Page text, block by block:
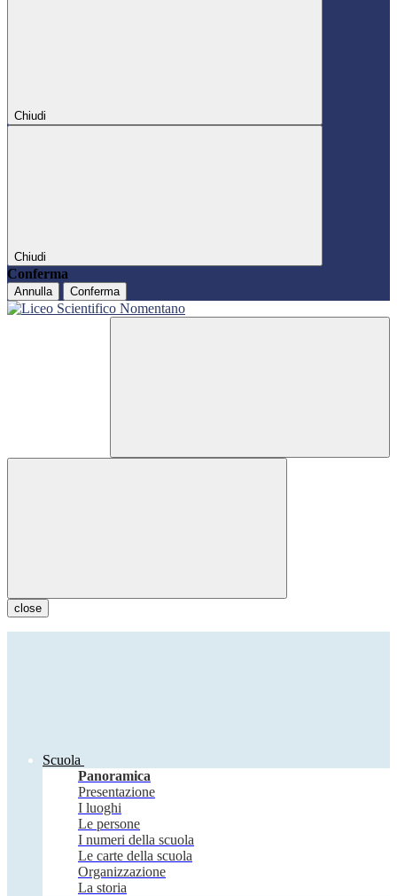
Chiudi
Chiudi
Conferma
Annulla Conferma
close
Scuola
Panoramica
Presentazione
I luoghi
Le persone
I numeri della scuola
Le carte della scuola
Organizzazione
La storia